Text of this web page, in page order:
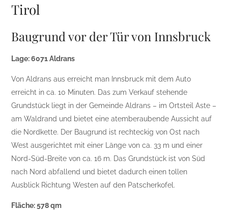
Tirol
Baugrund vor der Tür von Innsbruck
Lage: 6071 Aldrans
Von Aldrans aus erreicht man Innsbruck mit dem Auto
erreicht in ca. 10 Minuten. Das zum Verkauf stehende
Grundstück liegt in der Gemeinde Aldrans – im Ortsteil Aste –
am Waldrand und bietet eine atemberaubende Aussicht auf
die Nordkette. Der Baugrund ist rechteckig von Ost nach
West ausgerichtet mit einer Länge von ca. 33 m und einer
Nord-Süd-Breite von ca. 16 m. Das Grundstück ist von Süd
nach Nord abfallend und bietet dadurch einen tollen
Ausblick Richtung Westen auf den Patscherkofel.
Fläche: 578 qm